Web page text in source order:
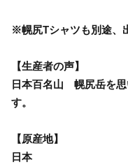
※幌尻Tシャツも別途、
【生産者の声】
日本百名山 幌尻岳を
す。
【原産地】
日本